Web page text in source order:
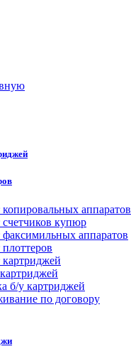
аппаратов
купюр
аппаратов
б/у картриджей
по договору